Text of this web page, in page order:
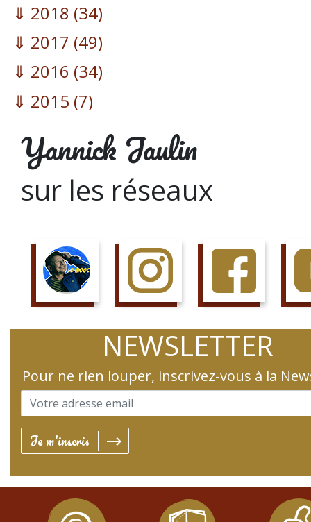
2018 (34)
2017 (49)
2016 (34)
2015 (7)
Yannick Jaulin
sur les réseaux
NEWSLETTER
Pour ne rien louper, inscrivez-vous à la
Je m'inscris